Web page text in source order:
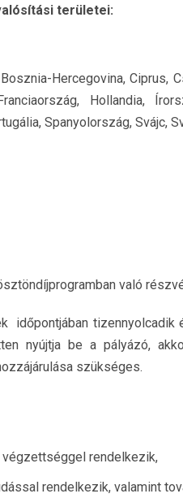
ósítási területei:
Hercegovina, Ciprus,
Hollandia,
Spanyolország, Svájc,
való
időpontjában
nyújtja be a pályázó,
szükséges.
rendelkezik,
rendelkezik, valamint